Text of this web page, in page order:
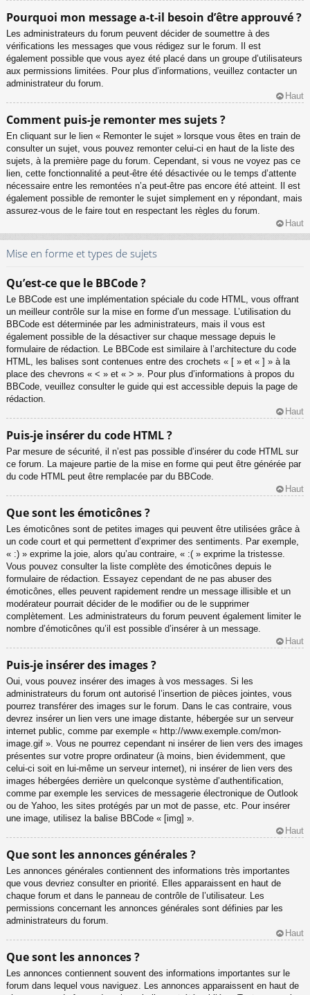
Pourquoi mon message a-t-il besoin d’être approuvé ?
Les administrateurs du forum peuvent décider de soumettre à des
vérifications les messages que vous rédigez sur le forum. Il est
également possible que vous ayez été placé dans un groupe d’utilisateurs
aux permissions limitées. Pour plus d’informations, veuillez contacter un
administrateur du forum.
Haut
Comment puis-je remonter mes sujets ?
En cliquant sur le lien « Remonter le sujet » lorsque vous êtes en train de
consulter un sujet, vous pouvez remonter celui-ci en haut de la liste des
sujets, à la première page du forum. Cependant, si vous ne voyez pas ce
lien, cette fonctionnalité a peut-être été désactivée ou le temps d’attente
nécessaire entre les remontées n’a peut-être pas encore été atteint. Il est
également possible de remonter le sujet simplement en y répondant, mais
assurez-vous de le faire tout en respectant les règles du forum.
Haut
Mise en forme et types de sujets
Qu’est-ce que le BBCode ?
Le BBCode est une implémentation spéciale du code HTML, vous offrant
un meilleur contrôle sur la mise en forme d’un message. L’utilisation du
BBCode est déterminée par les administrateurs, mais il vous est
également possible de la désactiver sur chaque message depuis le
formulaire de rédaction. Le BBCode est similaire à l’architecture du code
HTML, les balises sont contenues entre des crochets « [ » et « ] » à la
place des chevrons « < » et « > ». Pour plus d’informations à propos du
BBCode, veuillez consulter le guide qui est accessible depuis la page de
rédaction.
Haut
Puis-je insérer du code HTML ?
Par mesure de sécurité, il n’est pas possible d’insérer du code HTML sur
ce forum. La majeure partie de la mise en forme qui peut être générée par
du code HTML peut être remplacée par du BBCode.
Haut
Que sont les émoticônes ?
Les émoticônes sont de petites images qui peuvent être utilisées grâce à
un code court et qui permettent d’exprimer des sentiments. Par exemple,
« :) » exprime la joie, alors qu’au contraire, « :( » exprime la tristesse.
Vous pouvez consulter la liste complète des émoticônes depuis le
formulaire de rédaction. Essayez cependant de ne pas abuser des
émoticônes, elles peuvent rapidement rendre un message illisible et un
modérateur pourrait décider de le modifier ou de le supprimer
complètement. Les administrateurs du forum peuvent également limiter le
nombre d’émoticônes qu’il est possible d’insérer à un message.
Haut
Puis-je insérer des images ?
Oui, vous pouvez insérer des images à vos messages. Si les
administrateurs du forum ont autorisé l’insertion de pièces jointes, vous
pourrez transférer des images sur le forum. Dans le cas contraire, vous
devrez insérer un lien vers une image distante, hébergée sur un serveur
internet public, comme par exemple « http://www.exemple.com/mon-
image.gif ». Vous ne pourrez cependant ni insérer de lien vers des images
présentes sur votre propre ordinateur (à moins, bien évidemment, que
celui-ci soit en lui-même un serveur internet), ni insérer de lien vers des
images hébergées derrière un quelconque système d’authentification,
comme par exemple les services de messagerie électronique de Outlook
ou de Yahoo, les sites protégés par un mot de passe, etc. Pour insérer
une image, utilisez la balise BBCode « [img] ».
Haut
Que sont les annonces générales ?
Les annonces générales contiennent des informations très importantes
que vous devriez consulter en priorité. Elles apparaissent en haut de
chaque forum et dans le panneau de contrôle de l’utilisateur. Les
permissions concernant les annonces générales sont définies par les
administrateurs du forum.
Haut
Que sont les annonces ?
Les annonces contiennent souvent des informations importantes sur le
forum dans lequel vous naviguez. Les annonces apparaissent en haut de